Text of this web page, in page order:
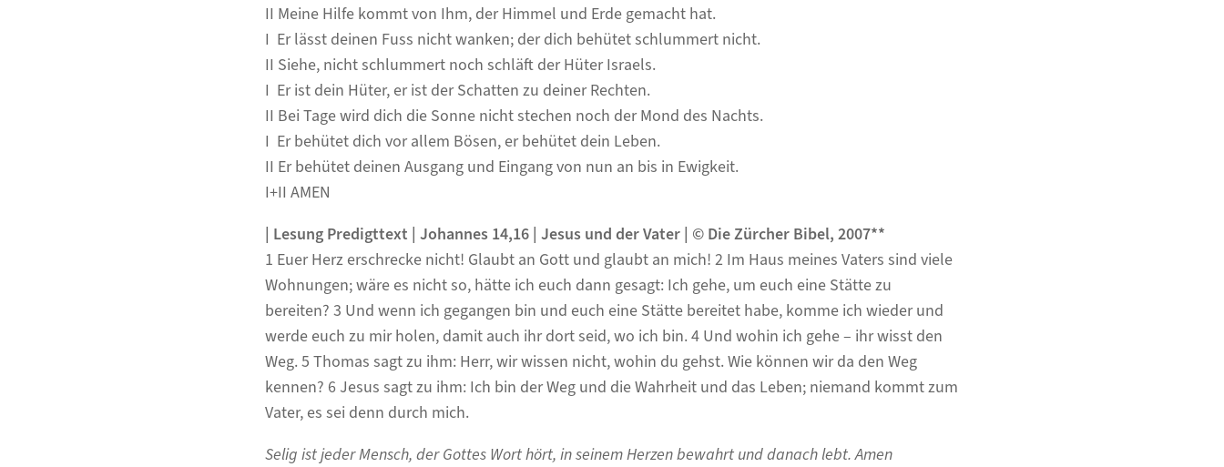
II Meine Hilfe kommt von Ihm, der Himmel und Erde gemacht hat.
I Er lässt deinen Fuss nicht wanken; der dich behütet schlummert nicht.
II Siehe, nicht schlummert noch schläft der Hüter Israels.
I Er ist dein Hüter, er ist der Schatten zu deiner Rechten.
II Bei Tage wird dich die Sonne nicht stechen noch der Mond des Nachts.
I Er behütet dich vor allem Bösen, er behütet dein Leben.
II Er behütet deinen Ausgang und Eingang von nun an bis in Ewigkeit.
I+II AMEN
| Lesung Predigttext | Johannes 14,16 | Jesus und der Vater | © DieZürcher Bibel, 2007**
1 Euer Herz erschrecke nicht! Glaubt an Gott und glaubt an mich! 2 Im Haus meines Vaters sind viele
Wohnungen; wäre es nicht so, hätte ich euch dann gesagt: Ich gehe, um euch eine Stätte zu
bereiten? 3 Und wenn ich gegangen bin und euch eine Stätte bereitet habe, komme ich wieder und
werde euch zu mir holen, damit auch ihr dort seid, wo ich bin. 4 Und wohin ich gehe – ihr wisst den
Weg. 5 Thomas sagt zu ihm: Herr, wir wissen nicht, wohin du gehst. Wie können wir da den Weg
kennen? 6 Jesus sagt zu ihm: Ich bin der Weg und die Wahrheit und das Leben; niemand kommt zum
Vater, es sei denn durch mich.
Selig ist jeder Mensch, der Gottes Wort hört, in seinem Herzen bewahrt und danach lebt. Amen